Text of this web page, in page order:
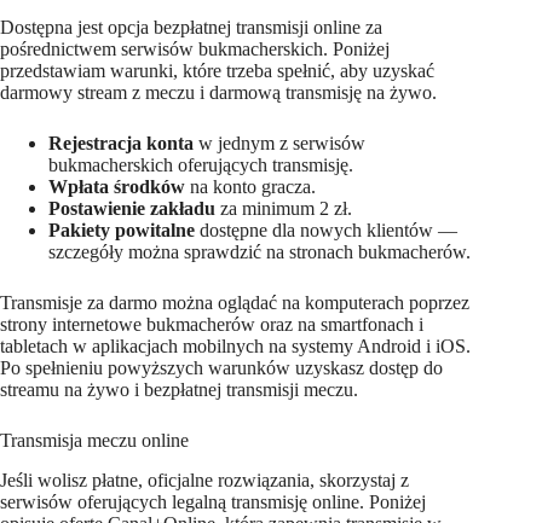
Dostępna jest opcja bezpłatnej transmisji online za
pośrednictwem serwisów bukmacherskich. Poniżej
przedstawiam warunki, które trzeba spełnić, aby uzyskać
darmowy stream z meczu i darmową transmisję na żywo.
Rejestracja konta w jednym z serwisów
bukmacherskich oferujących transmisję.
Wpłata środków na konto gracza.
Postawienie zakładu za minimum 2 zł.
Pakiety powitalne dostępne dla nowych klientów —
szczegóły można sprawdzić na stronach bukmacherów.
Transmisje za darmo można oglądać na komputerach poprzez
strony internetowe bukmacherów oraz na smartfonach i
tabletach w aplikacjach mobilnych na systemy Android i iOS.
Po spełnieniu powyższych warunków uzyskasz dostęp do
streamu na żywo i bezpłatnej transmisji meczu.
Transmisja meczu online
Jeśli wolisz płatne, oficjalne rozwiązania, skorzystaj z
serwisów oferujących legalną transmisję online. Poniżej